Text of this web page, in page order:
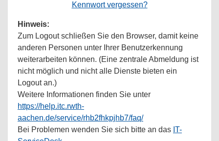
Kennwort vergessen?
Hinweis:
Zum Logout schließen Sie den Browser, damit keine
anderen Personen unter Ihrer Benutzerkennung
weiterarbeiten können. (Eine zentrale Abmeldung ist
nicht möglich und nicht alle Dienste bieten ein
Logout an.)
Weitere Informationen finden Sie unter
https://help.itc.rwth-
aachen.de/service/rhb2fhkpjhb7/faq/
Bei Problemen wenden Sie sich bitte an das IT-